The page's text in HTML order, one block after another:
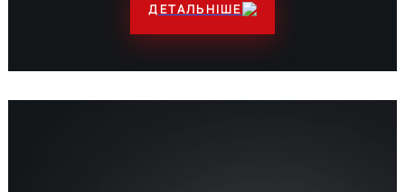
ДЕТАЛЬНІШЕ